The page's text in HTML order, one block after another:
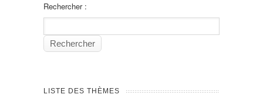
Rechercher :
LISTE DES THÈMES